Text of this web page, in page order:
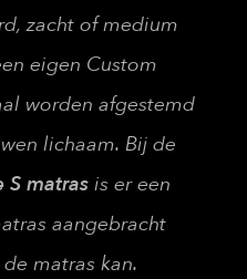
zacht of medium
eigen Custom
worden afgestemd
lichaam. Bij de
S matras is er een
aangebracht
matras kan.